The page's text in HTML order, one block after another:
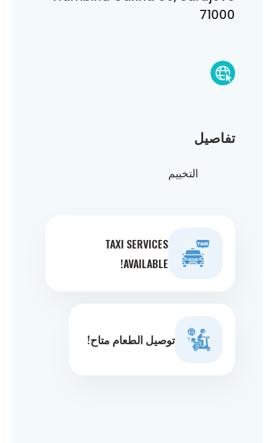
تفاصيل
التخييم
TAXI SERVICES
AVAILABLE!
توصيل الطعام متاح!
71000